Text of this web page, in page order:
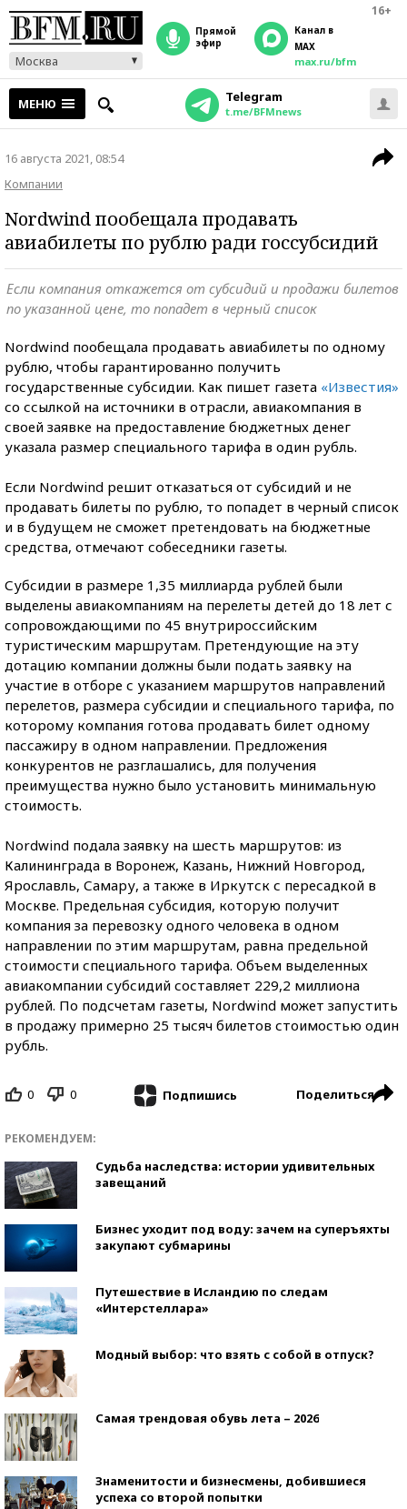
16+
Москва
прямой
эфир
Канал в
MAX
max.ru/bfm
МЕНЮ Telegram
t.me/BFMnews
16 августа 2021, 08:54
Компании
Nordwind пообещала продавать
авиабилеты по рублю ради госсубсидий
Если компания откажется от субсидий и продажи билетов
по указанной цене, то попадет в черный список
Nordwind пообещала продавать авиабилеты по одному
рублю, чтобы гарантированно получить
государственные субсидии. Как пишет газета «Известия»
со ссылкой на источники в отрасли, авиакомпания в
своей заявке на предоставление бюджетных денег
указала размер специального тарифа в один рубль.
Если Nordwind решит отказаться от субсидий и не
продавать билеты по рублю, то попадет в черный список
и в будущем не сможет претендовать на бюджетные
средства, отмечают собеседники газеты.
Субсидии в размере 1,35 миллиарда рублей были
выделены авиакомпаниям на перелеты детей до 18 лет с
сопровождающими по 45 внутрироссийским
туристическим маршрутам. Претендующие на эту
дотацию компании должны были подать заявку на
участие в отборе с указанием маршрутов направлений
перелетов, размера субсидии и специального тарифа, по
которому компания готова продавать билет одному
пассажиру в одном направлении. Предложения
конкурентов не разглашались, для получения
преимущества нужно было установить минимальную
стоимость.
Nordwind подала заявку на шесть маршрутов: из
Калининграда в Воронеж, Казань, Нижний Новгород,
Ярославль, Самару, а также в Иркутск с пересадкой в
Москве. Предельная субсидия, которую получит
компания за перевозку одного человека в одном
направлении по этим маршрутам, равна предельной
стоимости специального тарифа. Объем выделенных
авиакомпании субсидий составляет 229,2 миллиона
рублей. По подсчетам газеты, Nordwind может запустить
в продажу примерно 25 тысяч билетов стоимостью один
рубль.
0 0 Подпишись Поделиться
РЕКОМЕНДУЕМ:
Судьба наследства: истории удивительных
завещаний
Бизнес уходит под воду: зачем на суперъяхты
закупают субмарины
Путешествие в Исландию по следам
«Интерстеллара»
Модный выбор: что взять с собой в отпуск?
Самая трендовая обувь лета – 2026
Знаменитости и бизнесмены, добившиеся
успеха со второй попытки